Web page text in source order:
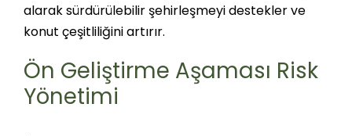
alarak sürdürülebilir şehirleşmeyi destekler ve
konut çeşitliliğini artırır​.
Ön Geliştirme Aşaması Risk
Yönetimi